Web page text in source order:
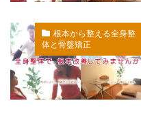
根本から整える全身整
体と骨盤矯正